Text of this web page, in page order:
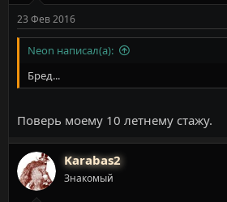
23 Фев 2016
Neon написал(а):
Бред...
Поверь моему 10 летнему стажу.
Karabas2
Знакомый